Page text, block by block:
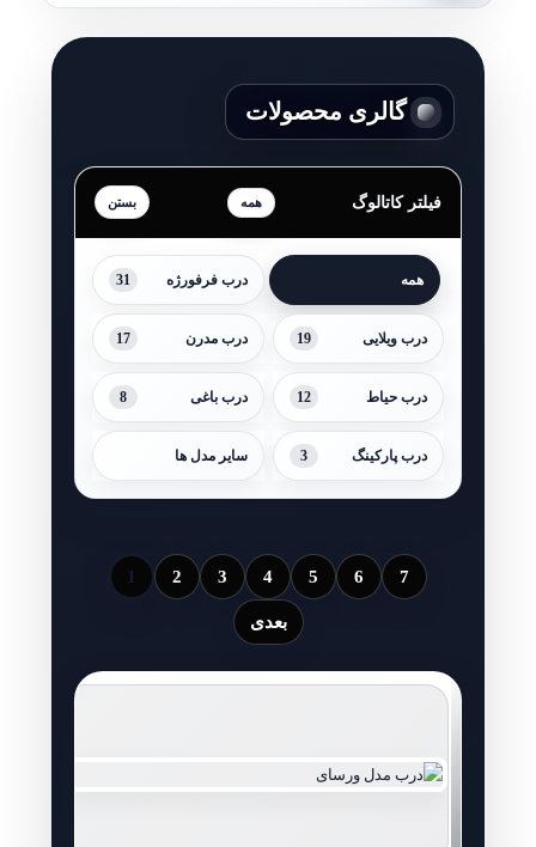
گالری محصولات
فیلتر کاتالوگ همه
همه درب فرفورژه 31
درب ویلایی 19 درب مدرن 17
درب حیاط 12 درب باغی 8
درب پارکینگ 3 سایر مدل ها
1 2 3 4 5 6 7
بعدی